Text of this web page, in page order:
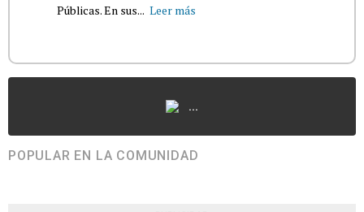
Públicas. En sus... Leer más
...
POPULAR EN LA COMUNIDAD